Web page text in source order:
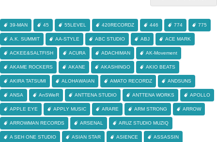
39-MAN 45 55LEVEL 420RECORDZ 446 774 775
A.K. SUMMIT AA-STYLE ABC STUDIO ABJ ACE MARK
ACKEE&SALTFISH ACURA ADACHIMAN AK-Movement
AKAME ROCKERS AKANE AKASHINGO AKIO BEATS
AKIRA TATSUMI ALOHAWAIAN AMATO RECORDZ ANDSUNS
ANSA AnSWeR ANTTENA STUDIO ANTTENA WORKS APOLLO
APPLE EYE APPLY MUSIC ARARE ARM STRONG ARROW
ARROWMAN RECORDS ARSENAL ARUZ STUDIO MUZIQ
A SEH ONE STUDIO ASIAN STAR ASIENCE ASSASSIN